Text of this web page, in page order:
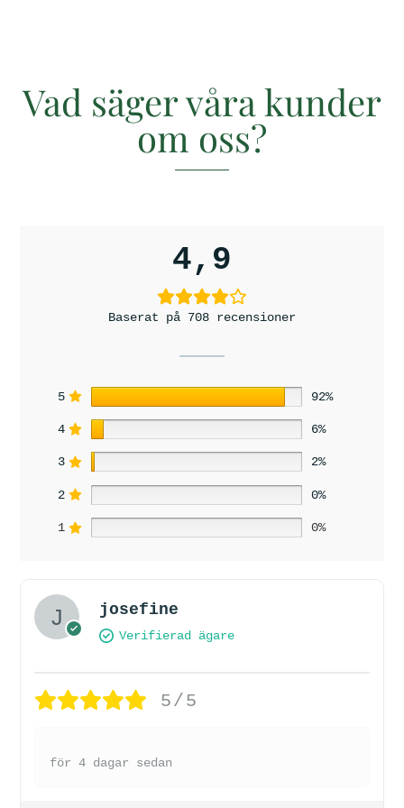
Vad säger våra kunder
om oss?
4,9
Baserat på 708 recensioner
5 92%
4 6%
3 2%
2 0%
1 0%
josefine
Verifierad ägare
5/5
för 4 dagar sedan